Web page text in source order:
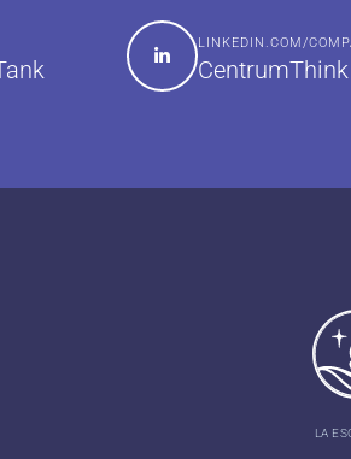
LINKEDIN.COM/
CentrumThink
LA